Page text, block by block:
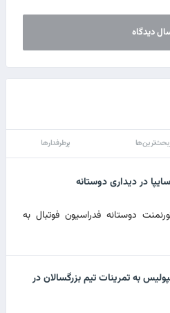
پرطرفدارها
در دیداری دوستانه
دوستانه فدراسیون فوتبال به
به تمرینات تیم بزرگسالان در